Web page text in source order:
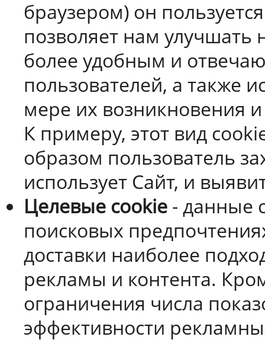
браузером) он
позволяет нам улучшать
более удобным и
пользователей, а также
мере их возникновения
К примеру, этот вид
образом пользователь
использует Сайт, и
Целевые cookie - данные
поисковых
доставки наиболее
рекламы и контента.
ограничения числа
эффективности